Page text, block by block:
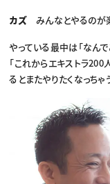
カズみんなとやるのが楽
やっている最中は「なん
「これからエキストラ200
るとまたやりたくなっち